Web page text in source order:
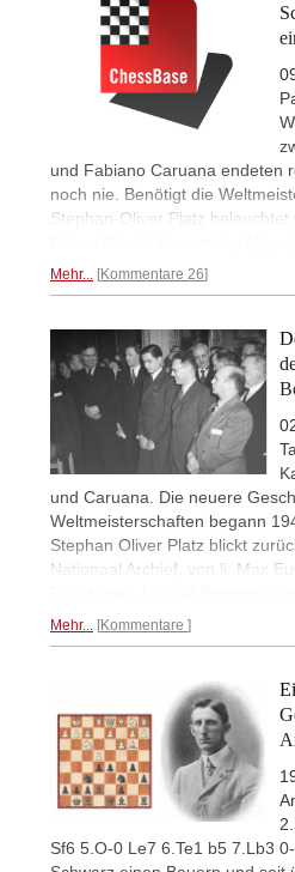
und Fabiano Caruana endeten
noch nie. Benötigt die
Stephan-Oliver Platz
Mehr... Kommentare 26
und Caruana. Die neuere
Weltmeisterschaften begann
Stephan Oliver Platz blickt
Nationaal Archief, von li: Max
Mehr... Kommentare
Sf6 5.O-0 Le7 6.Te1 b5 7.Lb3